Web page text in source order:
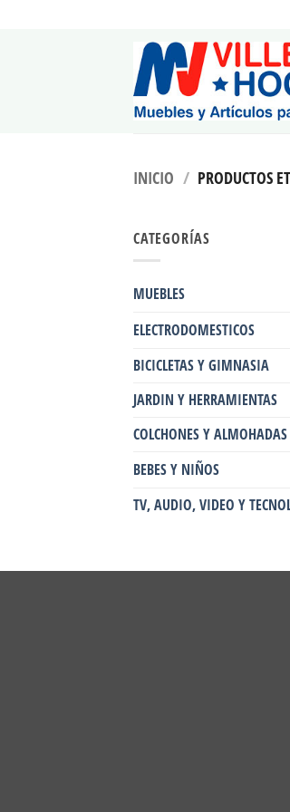
INICIO / PRODUCTOS
CATEGORÍAS
MUEBLES
ELECTRODOMESTICOS
BICICLETAS Y GIMNASIA
JARDIN Y HERRAMIENTAS
COLCHONES Y ALMOHADAS
BEBES Y NIÑOS
TV, AUDIO, VIDEO Y